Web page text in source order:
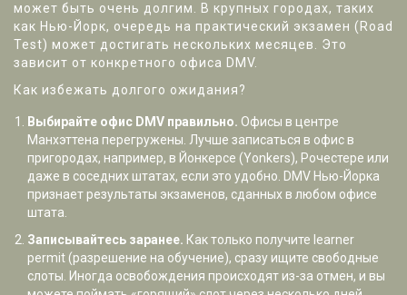
может быть очень долгим. В крупных городах, таких
как Нью-Йорк, очередь на практический экзамен (Road
Test) может достигать нескольких месяцев. Это
зависит от конкретного офиса DMV.
Как избежать долгого ожидания?
Выбирайте офис DMV правильно. Офисы в центре
Манхэттена перегружены. Лучше записаться в офис в
пригородах, например, в Йонкерсе (Yonkers), Рочестере или
даже в соседних штатах, если это удобно. DMV Нью-Йорка
признает результаты экзаменов, сданных в любом офисе
штата.
Записывайтесь заранее. Как только получите learner
permit (разрешение на обучение), сразу ищите свободные
слоты. Иногда освобождения происходят из-за отмен, и вы